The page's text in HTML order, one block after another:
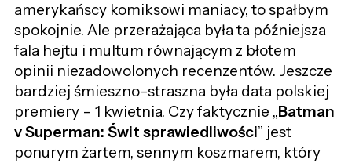
amerykańscy komiksowi maniacy, to spałbym
spokojnie. Ale przerażająca była ta późniejsza
fala hejtu i multum równającym z błotem
opinii niezadowolonych recenzentów. Jeszcze
bardziej śmieszno-straszna była data polskiej
premiery – 1 kwietnia. Czy faktycznie „Batman
v Superman: Świt sprawiedliwości” jest
ponurym żartem, sennym koszmarem, który